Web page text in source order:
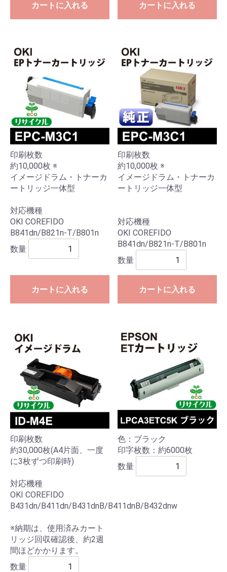
カートに入れる カートに入れる
印刷枚数
約10,000枚 ※
イメージドラム・トナーカ
ートリッジ一体型
対応機種
OKI COREFIDO
B841dn/B821n-T/B801n
数量
カートに入れる
印刷枚数
約10,000枚 ※
イメージドラム・トナーカ
ートリッジ一体型
対応機種
OKI COREFIDO
B841dn/B821n-T/B801n
数量
カートに入れる
印刷枚数
約30,000枚(A4片面、一度
に3枚ずつ印刷時)
対応機種
OKI COREFIDO
B431dn/B411dn/B431dnB/B411dnB/B432dnw
※納期は、使用済みカート
リッジ回収確認後、約2週
間ほどかかります。
数量
色：ブラック
印字枚数：約6000枚
数量